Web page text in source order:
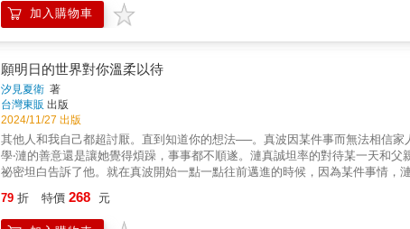
加入購物車
願明日的世界對你溫柔以待
汐見夏衛 著
台灣東販 出版
2024/11/27 出版
其他人和我自己都超討厭。直到知道你的想法──。真波因某件事而無法相信
學‧漣的善意還是讓她覺得煩躁，事事都不順遂。漣真誠坦率的對待某一天和
祕密坦白告訴了他。就在真波開始一點一點往前邁進的時候，因為某件事情
79 折 特價 268 元